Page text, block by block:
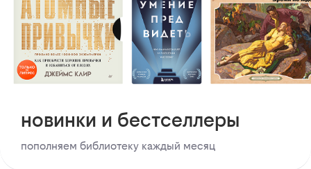
новинки и бестселлеры
пополняем библиотеку каждый месяц